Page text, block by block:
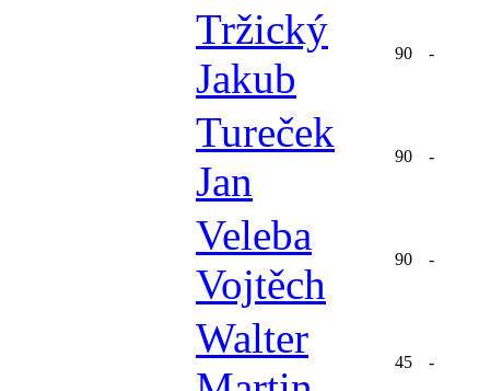
Tržický
Jakub
90 -
Tureček
Jan
90 -
Veleba
Vojtěch
90 -
Walter
45 -